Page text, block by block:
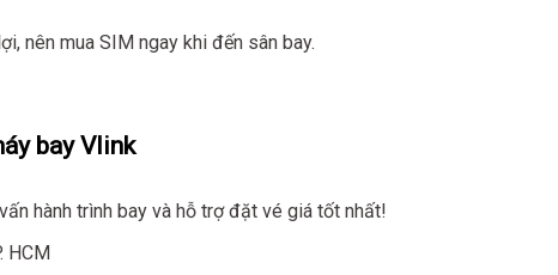
nên mua SIM ngay khi đến sân bay.
bay Vlink
hành trình bay và hỗ trợ đặt vé giá tốt nhất!
HCM